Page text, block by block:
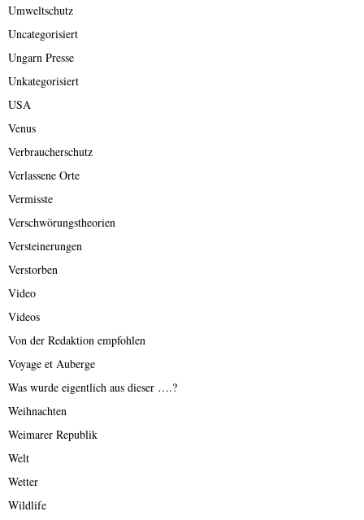
Umweltschutz
Uncategorisiert
Ungarn Presse
Unkategorisiert
USA
Venus
Verbraucherschutz
Verlassene Orte
Vermisste
Verschwörungstheorien
Versteinerungen
Verstorben
Video
Videos
Von der Redaktion empfohlen
Voyage et Auberge
Was wurde eigentlich aus dieser ….?
Weihnachten
Weimarer Republik
Welt
Wetter
Wildlife